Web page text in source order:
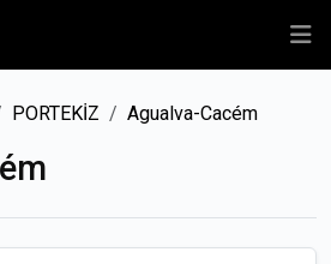
PORTEKİZ Agualva-Cacém